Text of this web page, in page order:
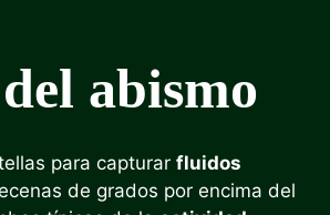
abismo
para capturar fluidos
de grados por encima del